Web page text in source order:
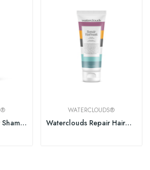
Waterclouds Repair Shampoo
WATERCLOUDS®
Waterclouds Repair Hairmask